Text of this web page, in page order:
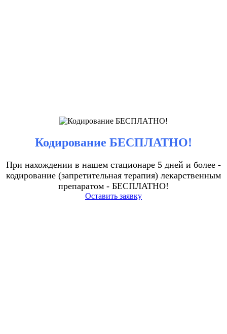
Кодирование БЕСПЛАТНО!
При нахождении в нашем стационаре 5 дней и более -
кодирование (запретительная терапия) лекарственным
препаратом - БЕСПЛАТНО!
Оставить заявку